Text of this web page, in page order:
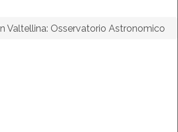
Valtellina: Osservatorio Astronomico